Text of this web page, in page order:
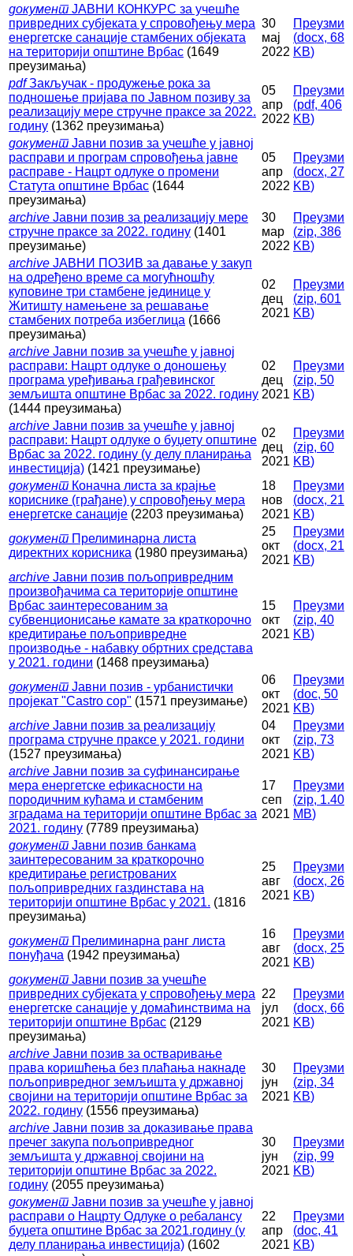
документ ЈАВНИ КОНКУРС за учешће
привредних субјеката у спровођењу мера
енергетске санације стамбених објеката
на територији општине Врбас (1649
преузимања)
30
мај
2022
Преузми
(docx, 68
KB)
pdf Закључак - продужење рока за
подношење пријава по Јавном позиву за
реализацију мере стручне праксе за 2022.
годину (1362 преузимања)
05
апр
2022
Преузми
(pdf, 406
KB)
документ Јавни позив за учешће у јавној
расправи и програм спровођења јавне
расправе - Нацрт одлуке о промени
Статута општине Врбас (1644
преузимања)
05
апр
2022
Преузми
(docx, 27
KB)
archive Јавни позив за реализацију мере
стручне праксе за 2022. годину (1401
преузимање)
30
мар
2022
Преузми
(zip, 386
KB)
archive ЈАВНИ ПОЗИВ за давање у закуп
на одређено време са могућношћу
куповине три стамбене јединице у
Житишту намењене за решавање
стамбених потреба избеглица (1666
преузимања)
02
дец
2021
Преузми
(zip, 601
KB)
archive Јавни позив за учешће у јавној
расправи: Нацрт одлуке о доношењу
програма уређивања грађевинског
земљишта општине Врбас за 2022. годину
(1444 преузимања)
02
дец
2021
Преузми
(zip, 50
KB)
archive Јавни позив за учешће у јавној
расправи: Нацрт одлуке о буџету општине
Врбас за 2022. годину (у делу планирања
инвестиција) (1421 преузимање)
02
дец
2021
Преузми
(zip, 60
KB)
документ Коначна листа за крајње
кориснике (грађане) у спровођењу мера
енергетске санације (2203 преузимања)
18
нов
2021
Преузми
(docx, 21
KB)
документ Прелиминарна листа
директних корисника (1980 преузимања)
25
окт
2021
Преузми
(docx, 21
KB)
archive Јавни позив пољопривредним
произвођачима са територије општине
Врбас заинтересованим за
субвенционисање камате за краткорочно
кредитирање пољопривредне
производње - набавку обртних средстава
у 2021. години (1468 преузимања)
15
окт
2021
Преузми
(zip, 40
KB)
документ Јавни позив - урбанистички
пројекат "Castro cop" (1571 преузимање)
06
окт
2021
Преузми
(doc, 50
KB)
archive Јавни позив за реализацију
програма стручне праксе у 2021. години
(1527 преузимања)
04
окт
2021
Преузми
(zip, 73
KB)
archive Јавни позив за суфинансирање
мера енергетске ефикасности на
породичним кућама и стамбеним
зградама на територији општине Врбас за
2021. годину (7789 преузимања)
17
сеп
2021
Преузми
(zip, 1.40
MB)
документ Јавни позив банкама
заинтересованим за краткорочно
кредитирање регистрованих
пољопривредних газдинстава на
територији општине Врбас у 2021. (1816
преузимања)
25
авг
2021
Преузми
(docx, 26
KB)
документ Прелиминарна ранг листа
понуђача (1942 преузимања)
16
авг
2021
Преузми
(docx, 25
KB)
документ Јавни позив за учешће
привредних субјеката у спровођењу мера
енергетске санације у домаћинствима на
територији општине Врбас (2129
преузимања)
22
јул
2021
Преузми
(docx, 66
KB)
archive Јавни позив за остваривање
права коришћења без плаћања накнаде
пољопривредног земљишта у државној
својини на територији општине Врбас за
2022. годину (1556 преузимања)
30
јун
2021
Преузми
(zip, 34
KB)
archive Јавни позив за доказивање права
пречег закупа пољопривредног
земљишта у државној својини на
територији општине Врбас за 2022.
годину (2055 преузимања)
30
јун
2021
Преузми
(zip, 99
KB)
документ Јавни позив за учешће у јавној
расправи о Нацрту Одлуке о ребалансу
буџета општине Врбас за 2021.годину (у
делу планирања инвестиција) (1602
22
апр
2021
Преузми
(doc, 41
KB)